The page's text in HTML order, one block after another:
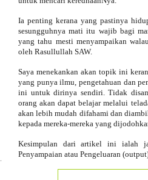
Ia penting kerana yang pastinya
sesungguhnya mati itu wajib bagi
yang tahu mesti menyampaikan
oleh Rasullullah SAW.
Saya menekankan akan topik ini
yang punya ilmu, pengetahuan dan
ini untuk dirinya sendiri. Tidak
orang akan dapat belajar melalui
akan lebih mudah difahami dan
kepada mereka-mereka yang
Kesimpulan dari artikel ini ialah
Penyampaian atau Pengeluaran